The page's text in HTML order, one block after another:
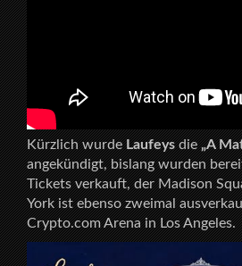
Kürzlich wurdeLaufeysdie„A
angekündigt, bislang wurden
Tickets verkauft, der Madison
York ist ebenso zweimal
Crypto.com Arena in Los Angeles.